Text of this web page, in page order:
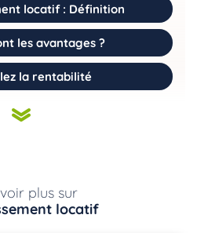
locatif : Définition
les avantages ?
la rentabilité
plus sur
locatif